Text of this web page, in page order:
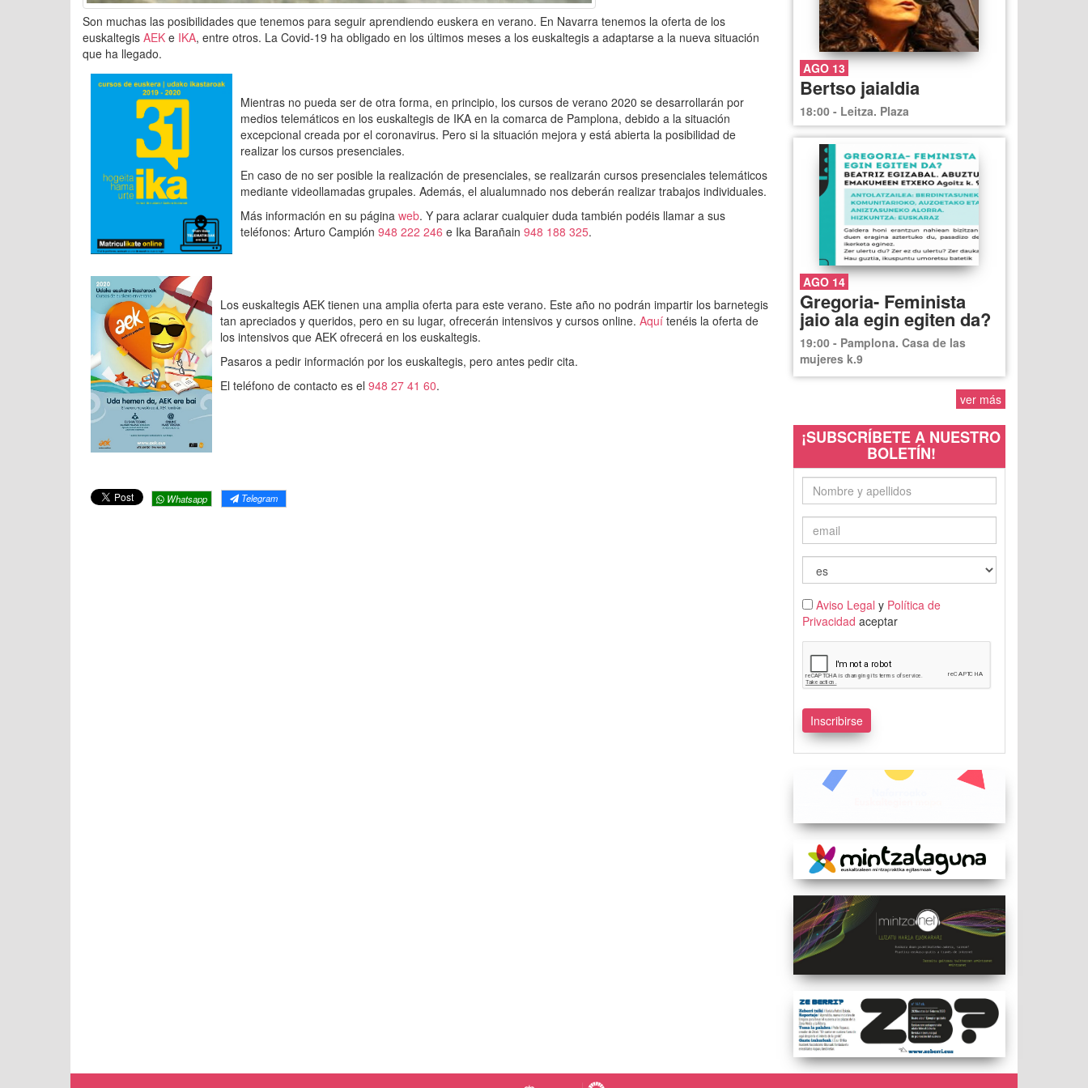
Son muchas las posibilidades que tenemos para seguir aprendiendo euskera en verano. En Navarra tenemos la oferta de los
euskaltegis AEK e IKA, entre otros. La Covid-19 ha obligado en los últimos meses a los euskaltegis a adaptarse a la nueva situación
que ha llegado.
Mientras no pueda ser de otra forma, en principio, los cursos de verano 2020 se desarrollarán por
medios telemáticos en los euskaltegis de IKA en la comarca de Pamplona, debido a la situación
excepcional creada por el coronavirus. Pero si la situación mejora y está abierta la posibilidad de
realizar los cursos presenciales.
En caso de no ser posible la realización de presenciales, se realizarán cursos presenciales telemáticos
mediante videollamadas grupales. Además, el alualumnado nos deberán realizar trabajos individuales.
Más información en su página web. Y para aclarar cualquier duda también podéis llamar a sus
teléfonos: Arturo Campión 948 222 246 e Ika Barañain 948 188 325.
Los euskaltegis AEK tienen una amplia oferta para este verano. Este año no podrán impartir los barnetegis
tan apreciados y queridos, pero en su lugar, ofrecerán intensivos y cursos online. Aquí tenéis la oferta de
los intensivos que AEK ofrecerá en los euskaltegis.
Pasaros a pedir información por los euskaltegis, pero antes pedir cita.
El teléfono de contacto es el 948 27 41 60.
Whatsapp Telegram
AGO 13
Bertso jaialdia
18:00 - Leitza. Plaza
AGO 14
Gregoria- Feminista
jaio ala egin egiten da?
19:00 - Pamplona. Casa de las
mujeres k.9
ver más
¡SUBSCRÍBETE A NUESTRO
BOLETÍN!
Aviso Legal y Política de
Privacidad aceptar